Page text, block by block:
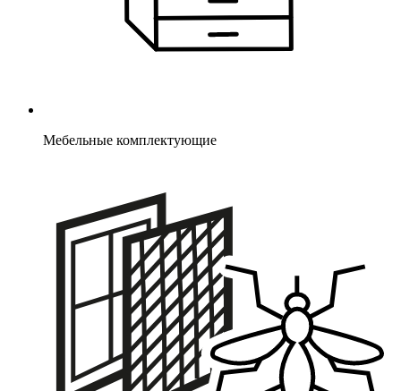
Мебельные комплектующие